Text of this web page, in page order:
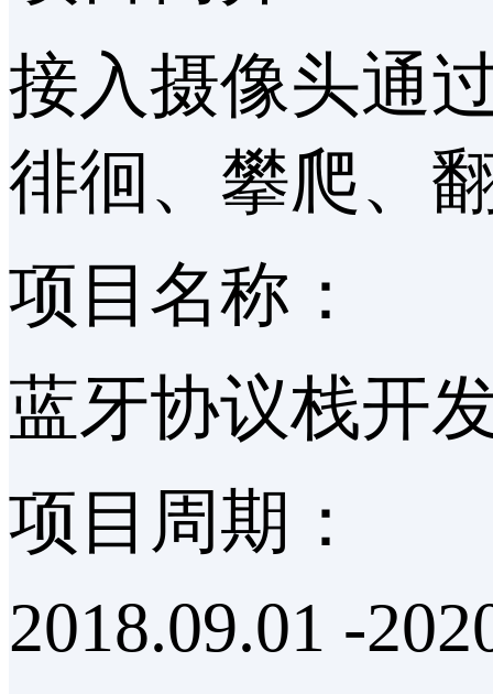
接入摄像头通
徘徊、攀爬、
项目名称：
蓝牙协议栈开
项目周期：
2018.09.01 -